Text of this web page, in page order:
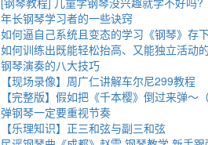
年长钢琴学习者的一些诀窍
如何逼自己系统且变态的学习《钢琴》存
如何训练出既能轻松抬高、又能独立活动
钢琴演奏的八大技巧
【现场录像】周广仁讲解车尔尼299教程
【完整版】假如把《千本樱》倒过来弹～
弹钢琴一定要重视节奏
【乐理知识】正三和弦与副三和弦